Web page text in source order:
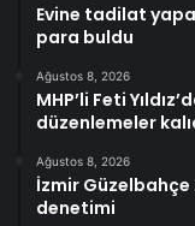
Evine tadilat
para buldu
Ağustos 8, 2026
MHP’li Feti
düzenlemeler
Ağustos 8, 2026
İzmir Güzelbahçe
denetimi